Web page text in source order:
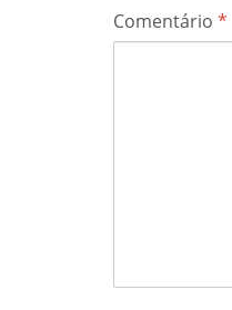
Comentário *